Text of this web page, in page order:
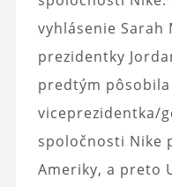
vyhlásenie Sarah
prezidentky
predtým pôsobila
viceprezidentka/
spoločnosti Nike
Ameriky, a preto